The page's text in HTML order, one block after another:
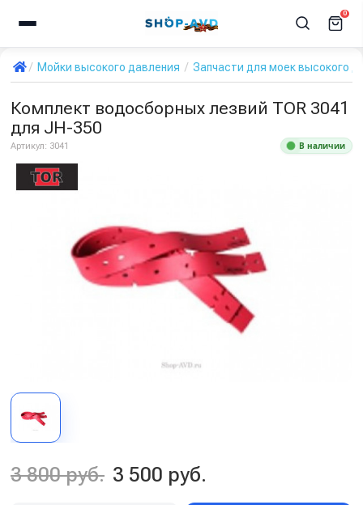
0
Мойки высокого давления Запчасти для моек высокого
Комплект водосборных лезвий TOR 3041
для JH-350
Артикул: 3041 В наличии
3 800 руб. 3 500 руб.